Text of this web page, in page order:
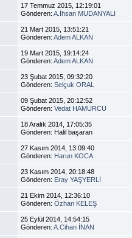
17 Temmuz 2015, 12:19:01
Gönderen:A.İhsan MUDANYALI
21 Mart 2015, 13:51:21
Gönderen:Adem ALKAN
19 Mart 2015, 19:14:24
Gönderen:Adem ALKAN
23 Şubat 2015, 09:32:20
Gönderen:Selçuk ORAL
09 Şubat 2015, 20:12:52
Gönderen:Vedat HAMURCU
18 Aralık 2014, 17:05:35
Gönderen: Halil başaran
27 Kasım 2014, 13:09:40
Gönderen: Harun KOCA
23 Kasım 2014, 20:18:48
Gönderen: Eray YAŞYERLİ
21 Ekim 2014, 12:36:10
Gönderen:Özhan KELEŞ
25 Eylül 2014, 14:54:15
Gönderen:A.Cihan İNAN